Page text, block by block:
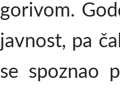
gorivom.
javnost, pa
se spoznao